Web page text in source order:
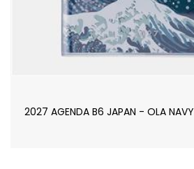
2027 AGENDA B6 JAPAN - OLA NAVY